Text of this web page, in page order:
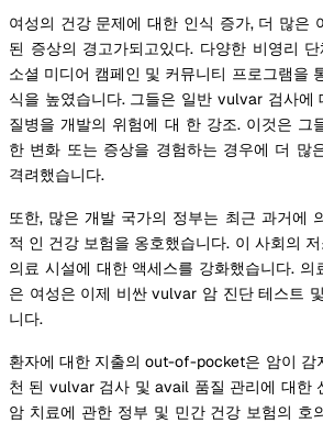
여성의 건강 문제에 대한 인식 증가, 더 많은
된 증상의 경고가되고있다. 다양한 비영리
소셜 미디어 캠페인 및 커뮤니티 프로그램을
식을 높였습니다. 그들은 일반 vulvar 검사에
질병을 개발의 위험에 대 한 강조. 이것은 그
한 변화 또는 증상을 경험하는 경우에 더 많
격려했습니다.
또한, 많은 개발 국가의 정부는 최근 과거에
적 인 건강 보험을 옹호했습니다. 이 사회의
의료 시설에 대한 액세스를 강화했습니다.
은 여성은 이제 비싼 vulvar 암 진단 테스트
니다.
환자에 대한 지출의 out-of-pocket은 암이 감
천 된 vulvar 검사 및 avail 품질 관리에 대한
암 치료에 관한 정부 및 민간 건강 보험의 호